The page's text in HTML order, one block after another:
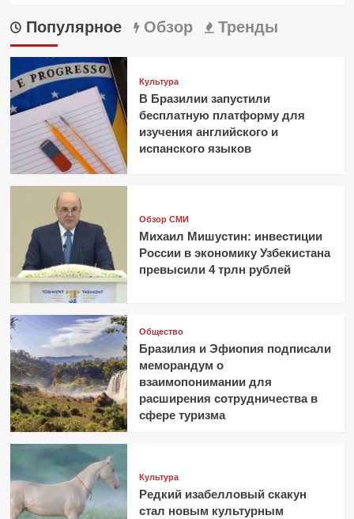
Популярное Обзор Тренды
Культура
В Бразилии запустили
бесплатную платформу для
изучения английского и
испанского языков
Обзор СМИ
Михаил Мишустин: инвестиции
России в экономику Узбекистана
превысили 4 трлн рублей
Общество
Бразилия и Эфиопия подписали
меморандум о
взаимопонимании для
расширения сотрудничества в
сфере туризма
Культура
Редкий изабелловый скакун
стал новым культурным